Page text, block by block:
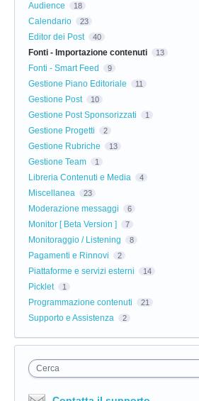
Audience
18
Calendario 23
Editor dei Post 40
Fonti - Importazione contenuti 13
Fonti - Smart Feed 9
Gestione Piano Editoriale 11
Gestione Post 10
Gestione Post Sponsorizzati 1
Gestione Progetti 2
Gestione Rubriche 13
Gestione Team 1
Libreria Contenuti e Media 4
Miscellanea 23
Moderazione messaggi 6
Monitor [ Beta Version ] 7
Monitoraggio / Listening 8
Pagamenti e Rinnovi 2
Piattaforme e servizi esterni 14
Picklet 1
Programmazione contenuti 21
Supporto e Assistenza 2
Cerca